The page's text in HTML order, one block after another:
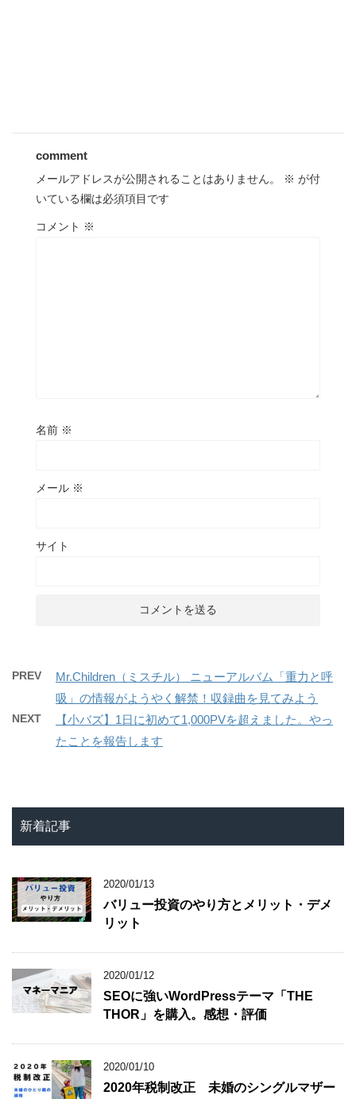
comment
メールアドレスが公開されることはありません。 ※ が付
いている欄は必須項目です
コメント ※
名前 ※
メール ※
サイト
PREV
Mr.Children（ミスチル） ニューアルバム「重力と呼
吸」の情報がようやく解禁！収録曲を見てみよう
NEXT
【小バズ】1日に初めて1,000PVを超えました。やっ
たことを報告します
新着記事
2020/01/13
バリュー投資のやり方とメリット・デメ
リット
2020/01/12
SEOに強いWordPressテーマ「THE
THOR」を購入。感想・評価
2020/01/10
2020年税制改正 未婚のシングルマザー